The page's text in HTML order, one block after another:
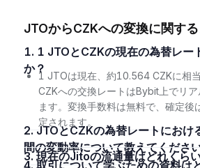
JTOからCZKへの変換に関す
1. 1 JTOとCZKの現在の為替レートはいくらです
か？
1 JTOは現在、約10.564 CZKに相
CZKへの交換レートはBybit上でリ
ます。変換手数料は無料で、確定後
定されます。
2. JTOとCZKの為替レートにおける、過去24時
間の変動率について教えてください
3. 現在のJitoの流通量はどれくら
4. 取引について学ぶための資料はどこにあります